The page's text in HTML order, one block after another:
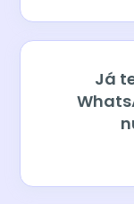
Já